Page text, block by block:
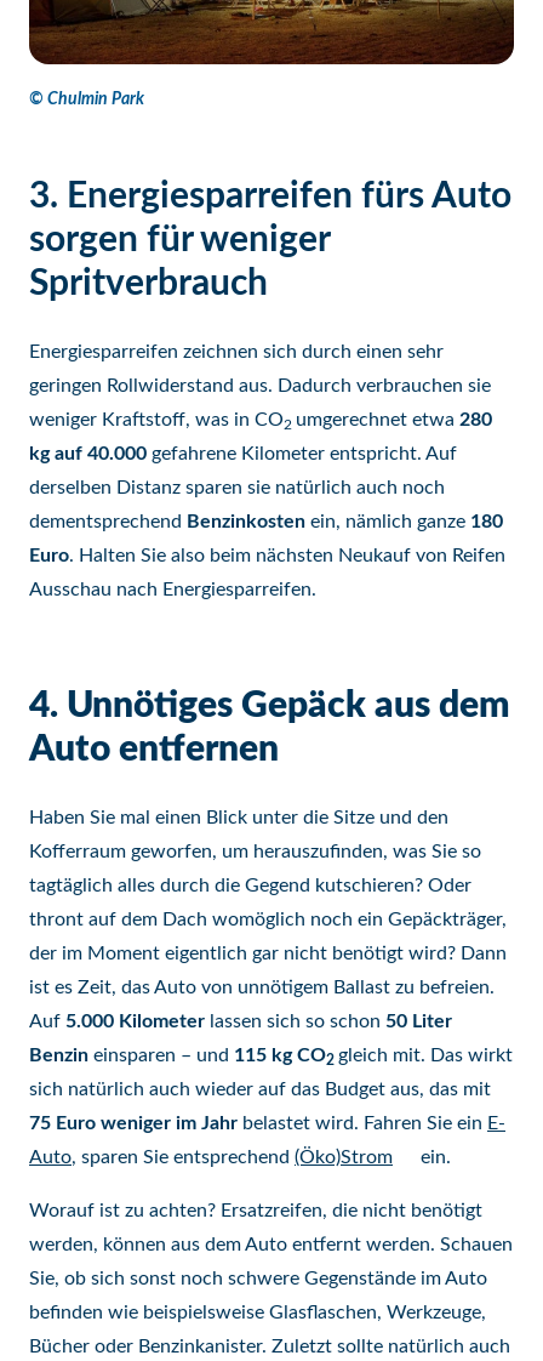
© Chulmin Park
3. Energiesparreifen fürs Auto
sorgen für weniger
Spritverbrauch
Energiesparreifen zeichnen sich durch einen sehr
geringen Rollwiderstand aus. Dadurch verbrauchen sie
weniger Kraftstoff, was in CO2 umgerechnet etwa 280
kg auf 40.000 gefahrene Kilometer entspricht. Auf
derselben Distanz sparen sie natürlich auch noch
dementsprechend Benzinkosten ein, nämlich ganze 180
Euro. Halten Sie also beim nächsten Neukauf von Reifen
Ausschau nach Energiesparreifen.
4. Unnötiges Gepäck aus dem
Auto entfernen
Haben Sie mal einen Blick unter die Sitze und den
Kofferraum geworfen, um herauszufinden, was Sie so
tagtäglich alles durch die Gegend kutschieren? Oder
thront auf dem Dach womöglich noch ein Gepäckträger,
der im Moment eigentlich gar nicht benötigt wird? Dann
ist es Zeit, das Auto von unnötigem Ballast zu befreien.
Auf 5.000 Kilometer lassen sich so schon 50 Liter
Benzin einsparen – und 115 kg CO2 gleich mit. Das wirkt
sich natürlich auch wieder auf das Budget aus, das mit
75 Euro weniger im Jahr belastet wird. Fahren Sie ein E-
Auto, sparen Sie entsprechend (Öko)Strom ein.
Worauf ist zu achten? Ersatzreifen, die nicht benötigt
werden, können aus dem Auto entfernt werden. Schauen
Sie, ob sich sonst noch schwere Gegenstände im Auto
befinden wie beispielsweise Glasflaschen, Werkzeuge,
Bücher oder Benzinkanister. Zuletzt sollte natürlich auch